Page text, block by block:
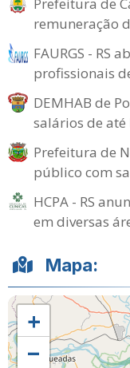
remuneração
FAURGS - RS
profissionais
DEMHAB de
salários de até
Prefeitura de
público com
HCPA - RS
em diversas
Mapa:
+
−